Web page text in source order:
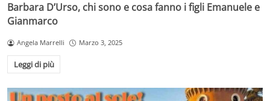
Barbara D’Urso, chi sono e cosa fanno i figli Emanuele e
Gianmarco
Angela Marrelli Marzo 3, 2025
Leggi di più